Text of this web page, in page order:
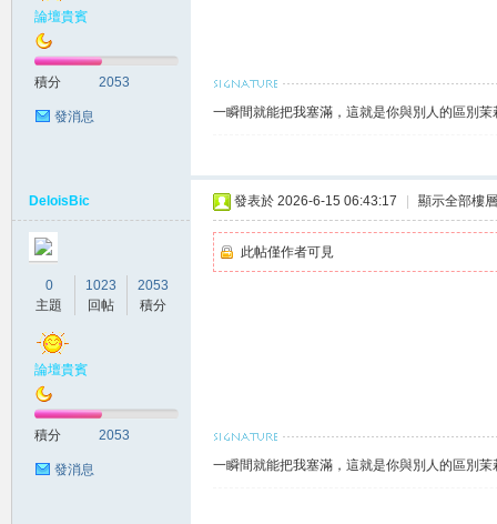
北
論壇貴賓
積分 2053
發消息 一瞬間就能把我塞滿，這就是你與別人的區別茉
DeloisBic
0
主題
1023
回帖
2053
積分
論壇貴賓
積分 2053
發消息
發表於 2026-6-15 06:43:17 顯示全部樓層
此帖僅作者可見
一瞬間就能把我塞滿，這就是你與別人的區別茉